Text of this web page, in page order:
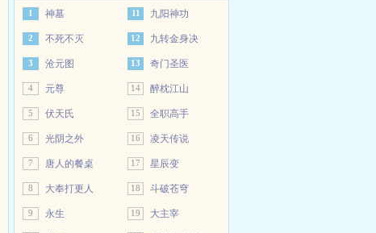
1 神墓
2 不死不灭
3 沧元图
4 元尊
5 伏天氏
6 光阴之外
7 唐人的餐桌
8 大奉打更人
9 永生
11 九阳神功
12 九转金身决
13 奇门圣医
14 醉枕江山
15 全职高手
16 凌天传说
17 星辰变
18 斗破苍穹
19 大主宰